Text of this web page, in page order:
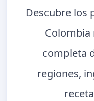
Descubre los
Colombia
completa
regiones,